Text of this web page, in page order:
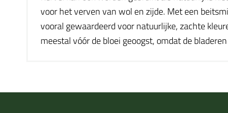
voor het verven van wol en zijde. Met een
vooral gewaardeerd voor natuurlijke, zachte
meestal vóór de bloei geoogst, omdat de